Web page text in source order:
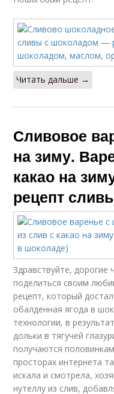
Читать дальше →
Сливовое
на зиму.
какао на
рецепт
Здравствуйте, дорогие
поделиться своим
рецепт, который
обалденная ягода в
технологии, в
дольки в тягучей
получаются
просторах интернета
искала и смотрела,
нутеллу из слив,